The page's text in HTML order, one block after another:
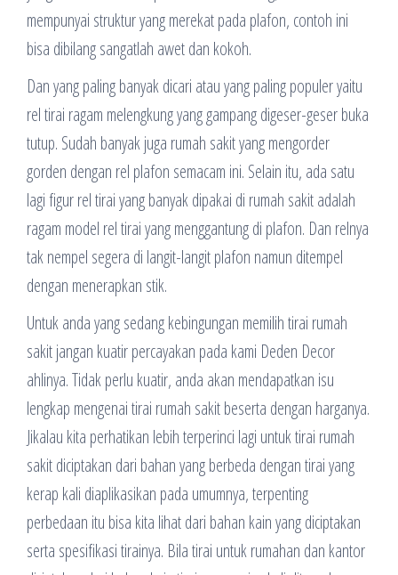
mempunyai struktur yang merekat pada plafon, contoh ini
bisa dibilang sangatlah awet dan kokoh.
Dan yang paling banyak dicari atau yang paling populer yaitu
rel tirai ragam melengkung yang gampang digeser-geser buka
tutup. Sudah banyak juga rumah sakit yang mengorder
gorden dengan rel plafon semacam ini. Selain itu, ada satu
lagi figur rel tirai yang banyak dipakai di rumah sakit adalah
ragam model rel tirai yang menggantung di plafon. Dan relnya
tak nempel segera di langit-langit plafon namun ditempel
dengan menerapkan stik.
Untuk anda yang sedang kebingungan memilih tirai rumah
sakit jangan kuatir percayakan pada kami Deden Decor
ahlinya. Tidak perlu kuatir, anda akan mendapatkan isu
lengkap mengenai tirai rumah sakit beserta dengan harganya.
Jikalau kita perhatikan lebih terperinci lagi untuk tirai rumah
sakit diciptakan dari bahan yang berbeda dengan tirai yang
kerap kali diaplikasikan pada umumnya, terpenting
perbedaan itu bisa kita lihat dari bahan kain yang diciptakan
serta spesifikasi tirainya. Bila tirai untuk rumahan dan kantor